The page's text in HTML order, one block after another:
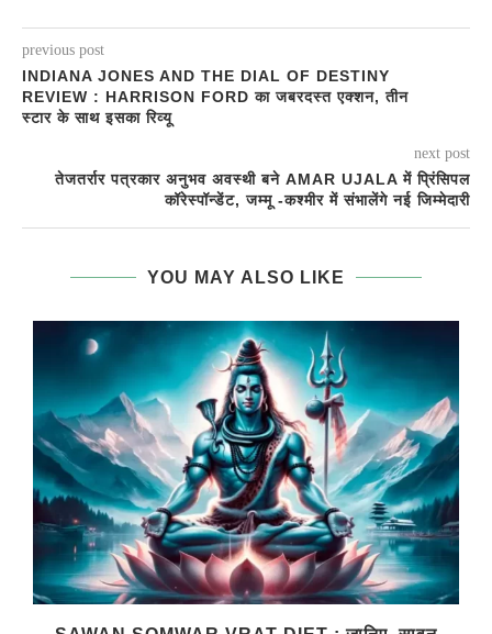
previous post
INDIANA JONES AND THE DIAL OF DESTINY
REVIEW : HARRISON FORD का जबरदस्त एक्शन, तीन
स्टार के साथ इसका रिव्यू
next post
तेजतर्रार पत्रकार अनुभव अवस्थी बने AMAR UJALA में प्रिंसिपल
कॉरेस्पॉन्डेंट, जम्मू -कश्मीर में संभालेंगे नई जिम्मेदारी
YOU MAY ALSO LIKE